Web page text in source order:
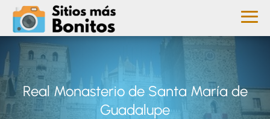
Real Monasterio de Santa María de
Guadalupe